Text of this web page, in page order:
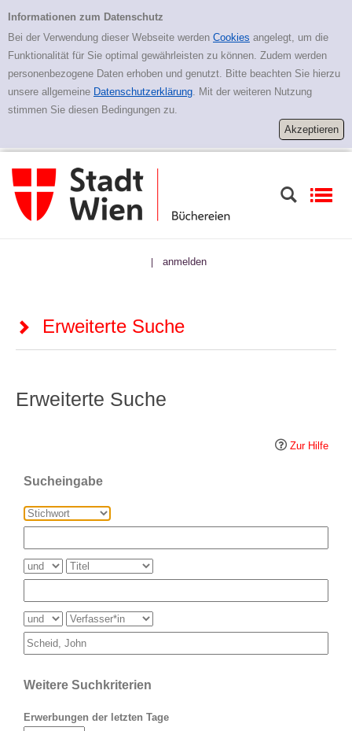
Erweiterte Suche
Informationen zum Datenschutz
Bei der Verwendung dieser Webseite werden Cookies angelegt, um die
Funktionalität für Sie optimal gewährleisten zu können. Zudem werden
personenbezogene Daten erhoben und genutzt. Bitte beachten Sie hierzu
unsere allgemeine Datenschutzerklärung. Mit der weiteren Nutzung
stimmen Sie diesen Bedingungen zu.
| anmelden
Erweiterte Suche
Erweiterte Suche
Zur Hilfe
Sucheingabe
Weitere Suchkriterien
Erwerbungen der letzten Tage